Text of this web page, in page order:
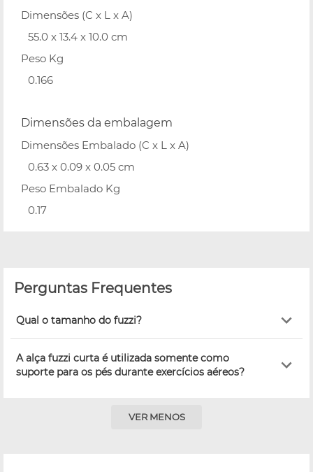
Dimensões (C x L x A)
55.0 x 13.4 x 10.0 cm
Peso Kg
0.166
Dimensões da embalagem
Dimensões Embalado (C x L x A)
0.63 x 0.09 x 0.05 cm
Peso Embalado Kg
0.17
Perguntas Frequentes
Qual o tamanho do fuzzi?
A alça fuzzi curta é utilizada somente como
suporte para os pés durante exercícios aéreos?
VER MENOS